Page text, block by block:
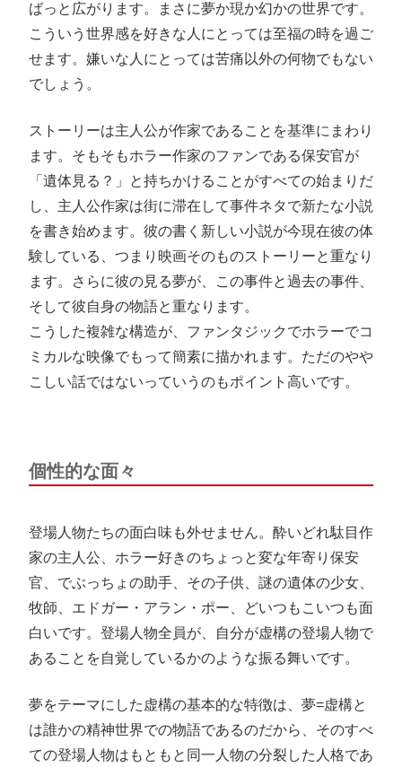
ばっと広がります。まさに夢か現か幻かの世界です。
こういう世界感を好きな人にとっては至福の時を過ご
せます。嫌いな人にとっては苦痛以外の何物でもない
でしょう。
ストーリーは主人公が作家であることを基準にまわり
ます。そもそもホラー作家のファンである保安官が
「遺体見る？」と持ちかけることがすべての始まりだ
し、主人公作家は街に滞在して事件ネタで新たな小説
を書き始めます。彼の書く新しい小説が今現在彼の体
験している、つまり映画そのものストーリーと重なり
ます。さらに彼の見る夢が、この事件と過去の事件、
そして彼自身の物語と重なります。
こうした複雑な構造が、ファンタジックでホラーでコ
ミカルな映像でもって簡素に描かれます。ただのやや
こしい話ではないっていうのもポイント高いです。
個性的な面々
登場人物たちの面白味も外せません。酔いどれ駄目作
家の主人公、ホラー好きのちょっと変な年寄り保安
官、でぶっちょの助手、その子供、謎の遺体の少女、
牧師、エドガー・アラン・ポー、どいつもこいつも面
白いです。登場人物全員が、自分が虚構の登場人物で
あることを自覚しているかのような振る舞いです。
夢をテーマにした虚構の基本的な特徴は、夢=虚構と
は誰かの精神世界での物語であるのだから、そのすべ
ての登場人物はもともと同一人物の分裂した人格であ